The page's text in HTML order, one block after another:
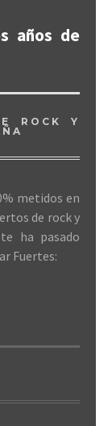
años de
ROCK Y
metidos en
de rock y
ha pasado
Fuertes: